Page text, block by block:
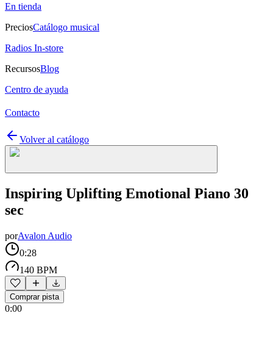
En tienda
PreciosCatálogo musical
Radios In-store
RecursosBlog
Centro de ayuda
Contacto
Volver al catálogo
Inspiring Uplifting Emotional Piano 30
sec
porAvalon Audio
0:28
140 BPM
Comprar pista
0:00